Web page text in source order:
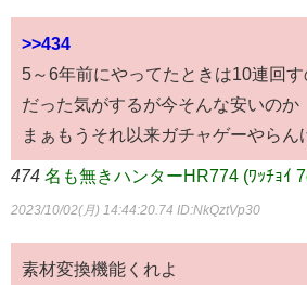
>>434
5～6年前にやってたときは10連回
だった気がするが今そんな安いのか
まぁもうそれ以来ガチャゲーやらん
474 名も無きハンターHR774 (ﾜｯﾁｮｲ
2023/10/02(月) 14:44:20.74 ID:NkQztVp30
素材変換機能くれよ